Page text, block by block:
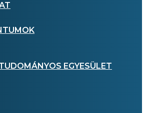
EGYESÜLET